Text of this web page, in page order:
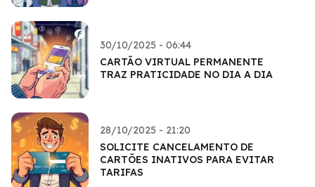
30/10/2025 - 06:44
CARTÃO VIRTUAL PERMANENTE
TRAZ PRATICIDADE NO DIA A DIA
28/10/2025 - 21:20
SOLICITE CANCELAMENTO DE
CARTÕES INATIVOS PARA EVITAR
TARIFAS